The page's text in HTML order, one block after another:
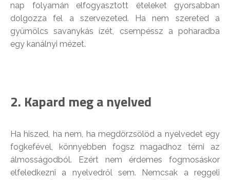
nap folyamán elfogyasztott ételeket gyorsabban
dolgozza fel a szervezeted. Ha nem szereted a
gyümölcs savanykás ízét, csempéssz a poharadba
egy kanálnyi mézet.
2. Kapard meg a nyelved
Ha hiszed, ha nem, ha megdörzsölöd a nyelvedet egy
fogkefével, könnyebben fogsz magadhoz térni az
álmosságodból. Ezért nem érdemes fogmosáskor
elfeledkezni a nyelvedről sem. Nemcsak a reggeli